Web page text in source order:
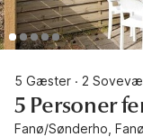
5 Gæster · 2
5 Personer
Fanø/Sønderho,